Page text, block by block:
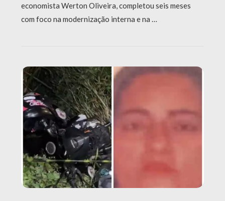
economista Werton Oliveira, completou seis meses
com foco na modernização interna e na …